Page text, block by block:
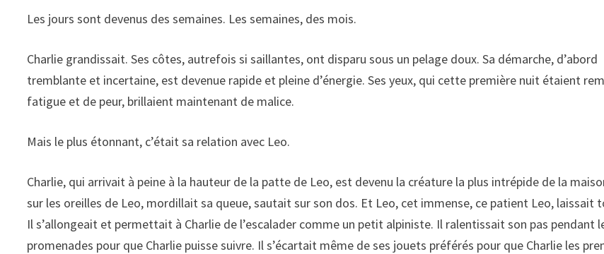
Les jours sont devenus des semaines. Les semaines, des mois.
Charlie grandissait. Ses côtes, autrefois si saillantes, ont disparu sous un pelage doux. Sa démarche, d’abord
tremblante et incertaine, est devenue rapide et pleine d’énergie. Ses yeux, qui cette première nuit étaient
fatigue et de peur, brillaient maintenant de malice.
Mais le plus étonnant, c’était sa relation avec Leo.
Charlie, qui arrivait à peine à la hauteur de la patte de Leo, est devenu la créature la plus intrépide de la
sur les oreilles de Leo, mordillait sa queue, sautait sur son dos. Et Leo, cet immense, ce patient Leo, laissait
Il s’allongeait et permettait à Charlie de l’escalader comme un petit alpiniste. Il ralentissait son pas pendant
promenades pour que Charlie puisse suivre. Il s’écartait même de ses jouets préférés pour que Charlie les